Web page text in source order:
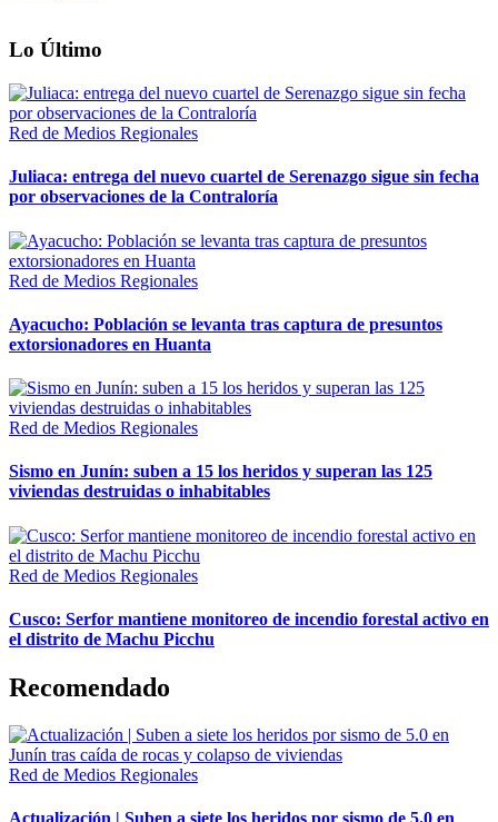
Lo Último
Red de Medios Regionales
Juliaca: entrega del nuevo cuartel de Serenazgo sigue sin fecha
por observaciones de la Contraloría
Red de Medios Regionales
Ayacucho: Población se levanta tras captura de presuntos
extorsionadores en Huanta
Red de Medios Regionales
Sismo en Junín: suben a 15 los heridos y superan las 125
viviendas destruidas o inhabitables
Red de Medios Regionales
Cusco: Serfor mantiene monitoreo de incendio forestal activo en
el distrito de Machu Picchu
Recomendado
Red de Medios Regionales